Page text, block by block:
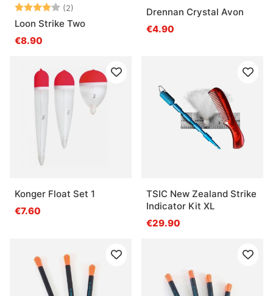
Beoordeling:
(2)
Loon Strike Two
€8.90
Drennan Crystal Avon
€4.90
Konger Float Set 1
€7.60
TSIC New Zealand Strike
Indicator Kit XL
€29.90